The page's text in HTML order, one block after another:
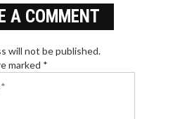
A COMMENT
will not be published.
marked *